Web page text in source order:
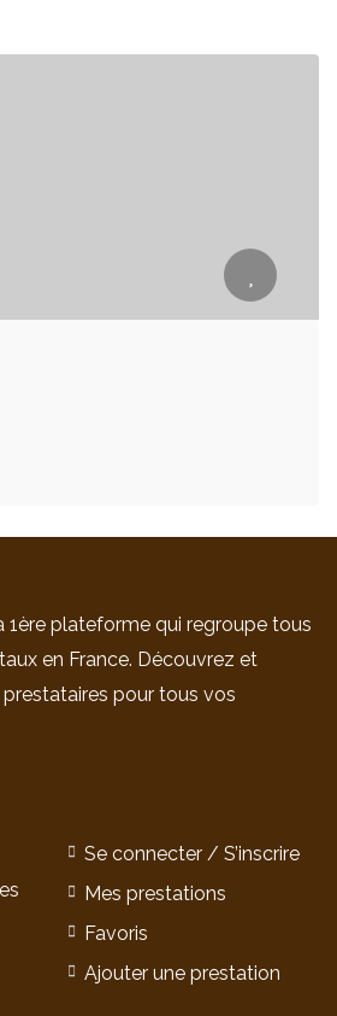
1ère plateforme qui regroupe tous
en France. Découvrez et
pour tous vos
Se connecter / S’inscrire
Mes prestations
Favoris
Ajouter une prestation